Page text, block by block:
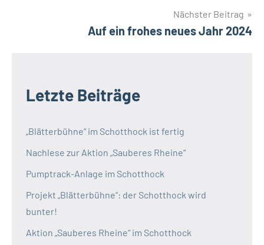
Nächster Beitrag
Auf ein frohes neues Jahr 2024
Letzte Beiträge
„Blätterbühne“ im Schotthock ist fertig
Nachlese zur Aktion „Sauberes Rheine“
Pumptrack-Anlage im Schotthock
Projekt „Blätterbühne“: der Schotthock wird
bunter!
Aktion „Sauberes Rheine“ im Schotthock